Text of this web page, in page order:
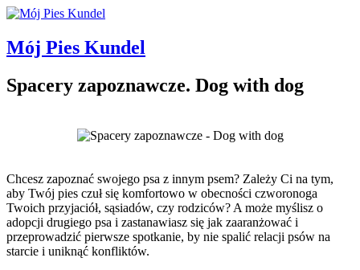
Mój Pies Kundel
Spacery zapoznawcze. Dog with dog
Chcesz zapoznać swojego psa z innym psem? Zależy Ci na tym,
aby Twój pies czuł się komfortowo w obecności czworonoga
Twoich przyjaciół, sąsiadów, czy rodziców? A może myślisz o
adopcji drugiego psa i zastanawiasz się jak zaaranżować i
przeprowadzić pierwsze spotkanie, by nie spalić relacji psów na
starcie i uniknąć konfliktów.